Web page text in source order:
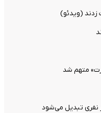
زدند (ویدئو)
متهم شد